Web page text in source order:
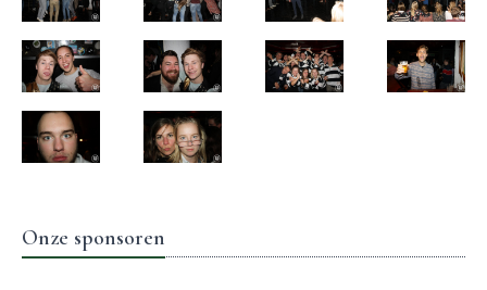
Onze sponsoren